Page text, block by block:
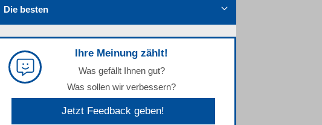
Die besten
Ihre Meinung zählt!
Was gefällt Ihnen gut?
Was sollen wir verbessern?
Jetzt Feedback geben!